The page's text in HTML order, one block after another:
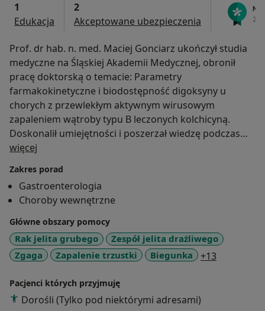
1
Edukacja
2
Akceptowane ubezpieczenia
Prof. dr hab. n. med. Maciej Gonciarz ukończył studia
medyczne na Śląskiej Akademii Medycznej, obronił
pracę doktorską o temacie: Parametry
farmakokinetyczne i biodostępność digoksyny u
chorych z przewlekłym aktywnym wirusowym
zapaleniem wątroby typu B leczonych kolchicyną.
Doskonalił umiejętności i poszerzał wiedzę podczas
pracy w VII Katedrze i Klinice Chorób Wewnętrznych
stanowisko ordynatora oddziału Gastroenterologii,
Endokrynologii i Chorób Wewnętrznych w Wojskowym
Instytucie Medycznym w Warszawie.
Jest współautorem podręczników z zakresu
gastroenterologii. Jest autorem i współautorem prac
naukowych opublikowanych w polskich i
zagranicznych czasopismach.
trzustki, wątroby oraz chorób górnego i dolnego
odcinka przewodu pokarmowego.
więcej
Zakres porad
Gastroenterologia
Choroby wewnętrzne
Główne obszary pomocy
Rak jelita grubego
Zespół jelita drażliwego
Zgaga
Zapalenie trzustki Biegunka +13
Pacjenci których przyjmuję
Dorośli (Tylko pod niektórymi adresami)